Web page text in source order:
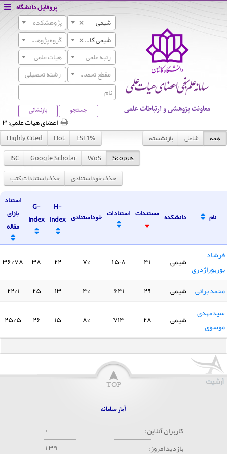
پروفایل دانشگاه
× شیمی پژوهشکده
× شیمی کاربردی
گروه پژوهشی
رتبه علمی
هیات علمی
مقطع تحصیلی
جستجو بازنشانی معاونت پژوهشی و ارتباطات علمی
اعضای هیات علمی:۳
همه شاغل بازنشسته ESI 1%
Hot
Highly Cited
Scopus
WoS
Google Scholar
ISC
حذف خوداستنادی حذف استنادات کتب
استناد
بازای
مقاله
G-
Index
H-
Index خوداستنادی استنادات مستندات دانشکده نام
۳۶/۷۸ ۳۸ ۲۲ ۷% ۱۵۰۸ ۴۱ شیمی
فرشاد
بوربوراژدری
۲۲/۱
۲۵ ۱۳ ۴% ۶۴۱ ۲۹ شیمی محمد براتی
۲۵/۵ ۲۶ ۱۵ ۸% ۷۱۴ ۲۸ شیمی
سیدمهدی
موسوی
آمار سامانه
کاربران آنلاین:
۰
بازدید امروز:
۱۳۹